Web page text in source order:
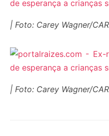
| Foto: Carey Wagner/
| Foto: Carey Wagner/